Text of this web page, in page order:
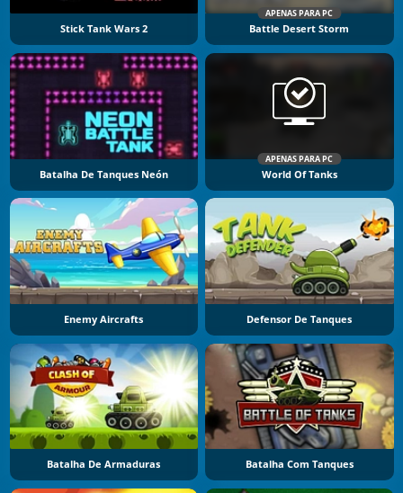
Stick Tank Wars 2
APENAS PARA PC
Battle Desert Storm
Batalha De Tanques Neón
APENAS PARA PC
World Of Tanks
Enemy Aircrafts Defensor De Tanques
Batalha De Armaduras Batalha Com Tanques